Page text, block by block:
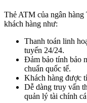
Thẻ ATM của ngân
khách hàng như:
Thanh toán linh
tuyến 24/24.
Đảm bảo tính bảo
chuẩn quốc tế.
Khách hàng được
Dễ dàng truy vấn
quản lý tài chính